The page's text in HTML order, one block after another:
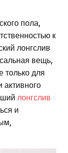
пола,
к
лонгслив
вещь,
только для
активного
лонгслив
и